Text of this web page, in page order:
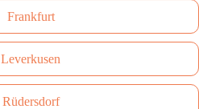
Frankfurt
Leverkusen
Rüdersdorf